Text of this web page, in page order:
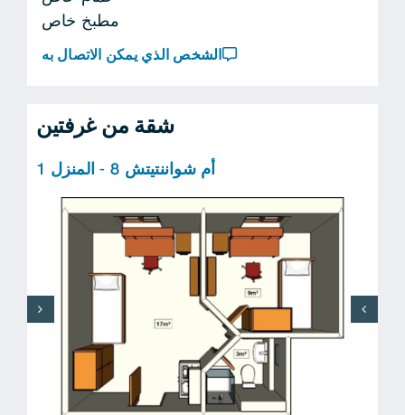
مطبخ خاص
الشخص الذي يمكن الاتصال به
شقة من غرفتين
أم شواننتيتش 8 - المنزل 1